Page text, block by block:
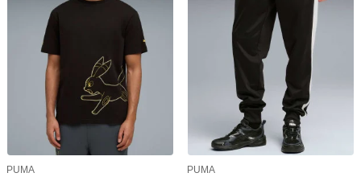
PUMA PUMA